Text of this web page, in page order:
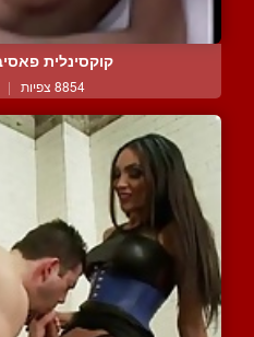
קוקסינלית
8854 צפיות |